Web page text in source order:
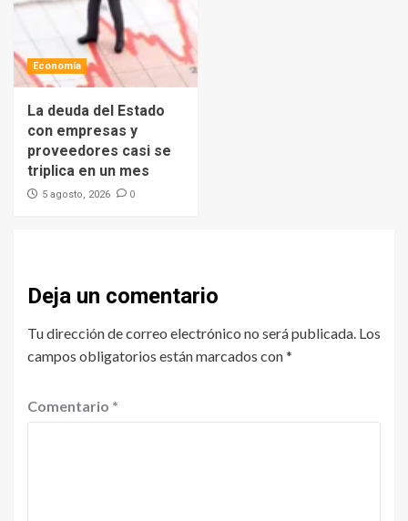
Economía
La deuda del Estado
con empresas y
proveedores casi se
triplica en un mes
5 agosto, 2026 0
Deja un comentario
Tu dirección de correo electrónico no será publicada. Los
campos obligatorios están marcados con*
Comentario *